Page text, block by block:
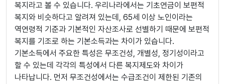
복지라고 볼 수 있습니다. 우리나라에서는 기초연금이 보편적
복지와 비슷하다고 알려져 있는데, 65세 이상 노인이라는
역연령적 기준과 기본적인 자산조사로 선별하기 때문에 보편적
복지를 기조로 하는 기본소득과는 차이가 있습니다.
기본소득에서 주요한 특성은 무조건성, 개별성, 정기성이라고
할 수 있는데 각각의 특성에서 다른 복지제도와 차이가
나타납니다. 먼저 무조건성에서는 수급조건이 제한된 기존의